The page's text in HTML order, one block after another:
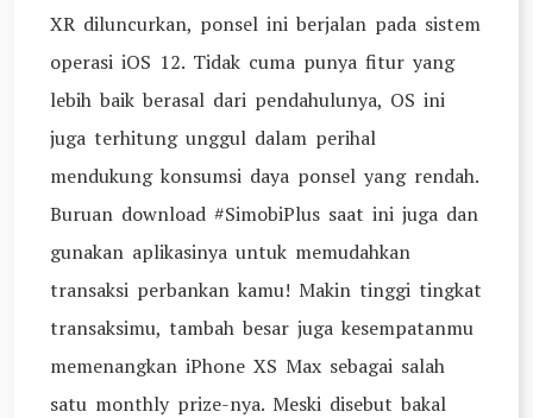
XR diluncurkan, ponsel ini berjalan pada sistem
operasi iOS 12. Tidak cuma punya fitur yang
lebih baik berasal dari pendahulunya, OS ini
juga terhitung unggul dalam perihal
mendukung konsumsi daya ponsel yang rendah.
Buruan download #SimobiPlus saat ini juga dan
gunakan aplikasinya untuk memudahkan
transaksi perbankan kamu! Makin tinggi tingkat
transaksimu, tambah besar juga kesempatanmu
memenangkan iPhone XS Max sebagai salah
satu monthly prize-nya. Meski disebut bakal